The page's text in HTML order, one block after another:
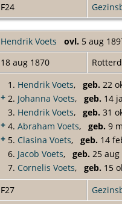
F24
Hendrik Voets ovl. 5 aug
18 aug 1870
1. Hendrik Voets, geb. 22
+ 2. Johanna Voets, geb. 14
3. Hendrik Voets, geb. 31
+ 4. Abraham Voets, geb. 9
+ 5. Clasina Voets, geb. 14
6. Jacob Voets, geb. 25
7. Cornelis Voets, geb. 15
F27